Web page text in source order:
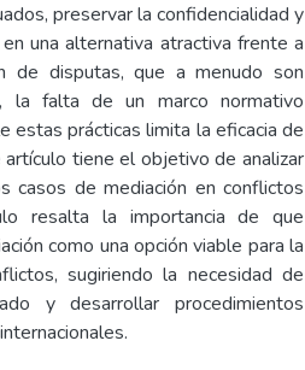
preservar la confidencialidad y
una alternativa atractiva frente a
de disputas, que a menudo son
la falta de un marco normativo
estas prácticas limita la eficacia de
tiene el objetivo de analizar
casos de mediación en conflictos
resalta la importancia de que
como una opción viable para la
sugiriendo la necesidad de
y desarrollar procedimientos